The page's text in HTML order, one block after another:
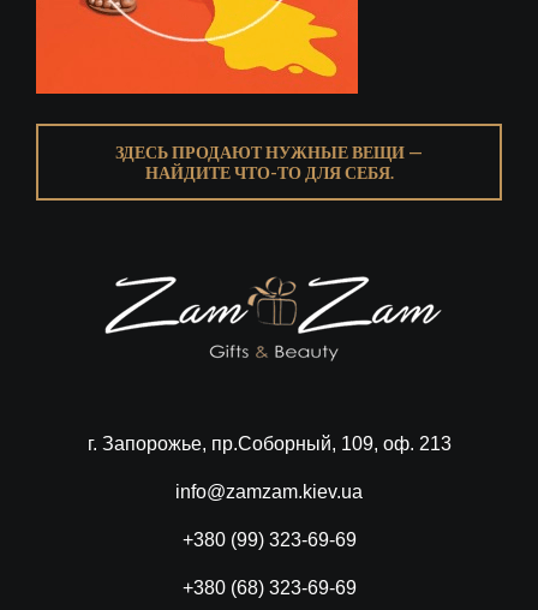
ЗДЕСЬ ПРОДАЮТ НУЖНЫЕ ВЕЩИ —
НАЙДИТЕ ЧТО-ТО ДЛЯ СЕБЯ.
г. Запорожье, пр.Соборный, 109, оф. 213
info@zamzam.kiev.ua
+380 (99) 323-69-69
+380 (68) 323-69-69